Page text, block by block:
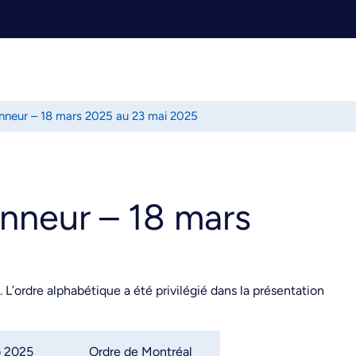
– 18 mars 2025 au 23 mai 2025
– 18 mars
alphabétique a été privilégié dans la présentation
2025 Ordre de Montréal